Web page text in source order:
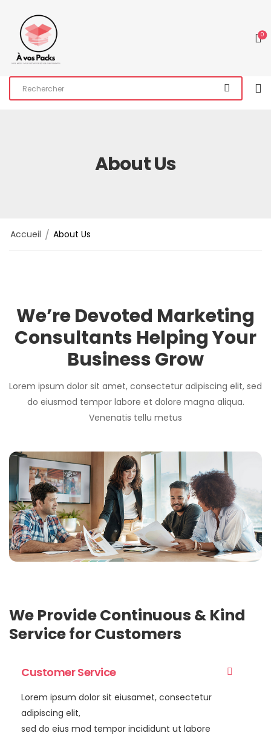
0
About Us
Accueil / About Us
We’re Devoted Marketing
Consultants Helping Your
Business Grow
Lorem ipsum dolor sit amet, consectetur adipiscing elit, sed
do eiusmod tempor labore et dolore magna aliqua.
Venenatis tellu metus
We Provide Continuous & Kind
Service for Customers
Customer Service
Lorem ipsum dolor sit eiusamet, consectetur
adipiscing elit,
sed do eius mod tempor incididunt ut labore